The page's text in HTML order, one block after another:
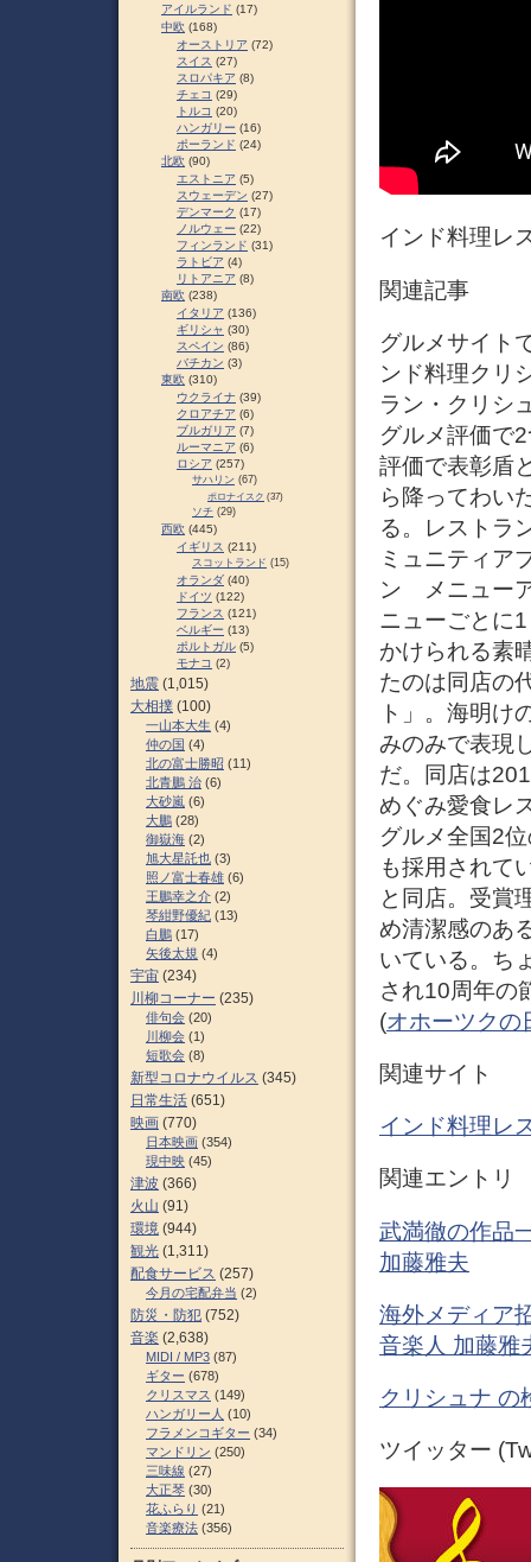
インド料理レ
関連記事
グルメサイト
ンド料理クリ
ラン・クリシ
グルメ評価で
評価で表彰盾
ら降ってわい
る。レストラ
ミュニティア
ン メニュー
ニューごとに
かけられる素
たのは同店の
ト」。海明け
みのみで表現
だ。同店は
めぐみ愛食レ
グルメ全国2
も採用されて
と同店。受賞
め清潔感のあ
いている。ち
され10周年の
(オホーツクの
関連サイト
インド料理レ
関連エントリ
武満徹の作品
加藤雅夫
海外メディア
音楽人 加藤雅
クリシュナ の
ツイッター
アイルランド (17)
中欧 (168)
オーストリア (72)
スイス (27)
スロパキア (8)
チェコ (29)
トルコ (20)
ハンガリー (16)
ポーランド (24)
北欧 (90)
エストニア (5)
スウェーデン (27)
デンマーク (17)
ノルウェー (22)
フィンランド (31)
ラトビア (4)
リトアニア (8)
南欧 (238)
イタリア (136)
ギリシャ (30)
スペイン (86)
バチカン (3)
東欧 (310)
ウクライナ (39)
クロアチア (6)
ブルガリア (7)
ルーマニア (6)
ロシア (257)
サハリン (67)
ポロナイスク (37)
ソチ (29)
西欧 (445)
イギリス (211)
スコットランド (15)
オランダ (40)
ドイツ (122)
フランス (121)
ベルギー (13)
ポルトガル (5)
モナコ (2)
地震 (1,015)
大相撲 (100)
一山本大生 (4)
仲の国 (4)
北の富士勝昭 (11)
北青鵬 治 (6)
大砂嵐 (6)
大鵬 (28)
御嶽海 (2)
旭大星託也 (3)
照ノ富士春雄 (6)
王鵬幸之介 (2)
琴紺野優紀 (13)
白鵬 (17)
矢後太規 (4)
宇宙 (234)
川柳コーナー (235)
俳句会 (20)
川柳会 (1)
短歌会 (8)
新型コロナウイルス (345)
日常生活 (651)
映画 (770)
日本映画 (354)
現中映 (45)
津波 (366)
火山 (91)
環境 (944)
観光 (1,311)
配食サービス (257)
今月の宅配弁当 (2)
防災・防犯 (752)
音楽 (2,638)
MIDI / MP3 (87)
ギター (678)
クリスマス (149)
ハンガリー人 (10)
フラメンコギター (34)
マンドリン (250)
三味線 (27)
大正琴 (30)
花ふらり (21)
音楽療法 (356)